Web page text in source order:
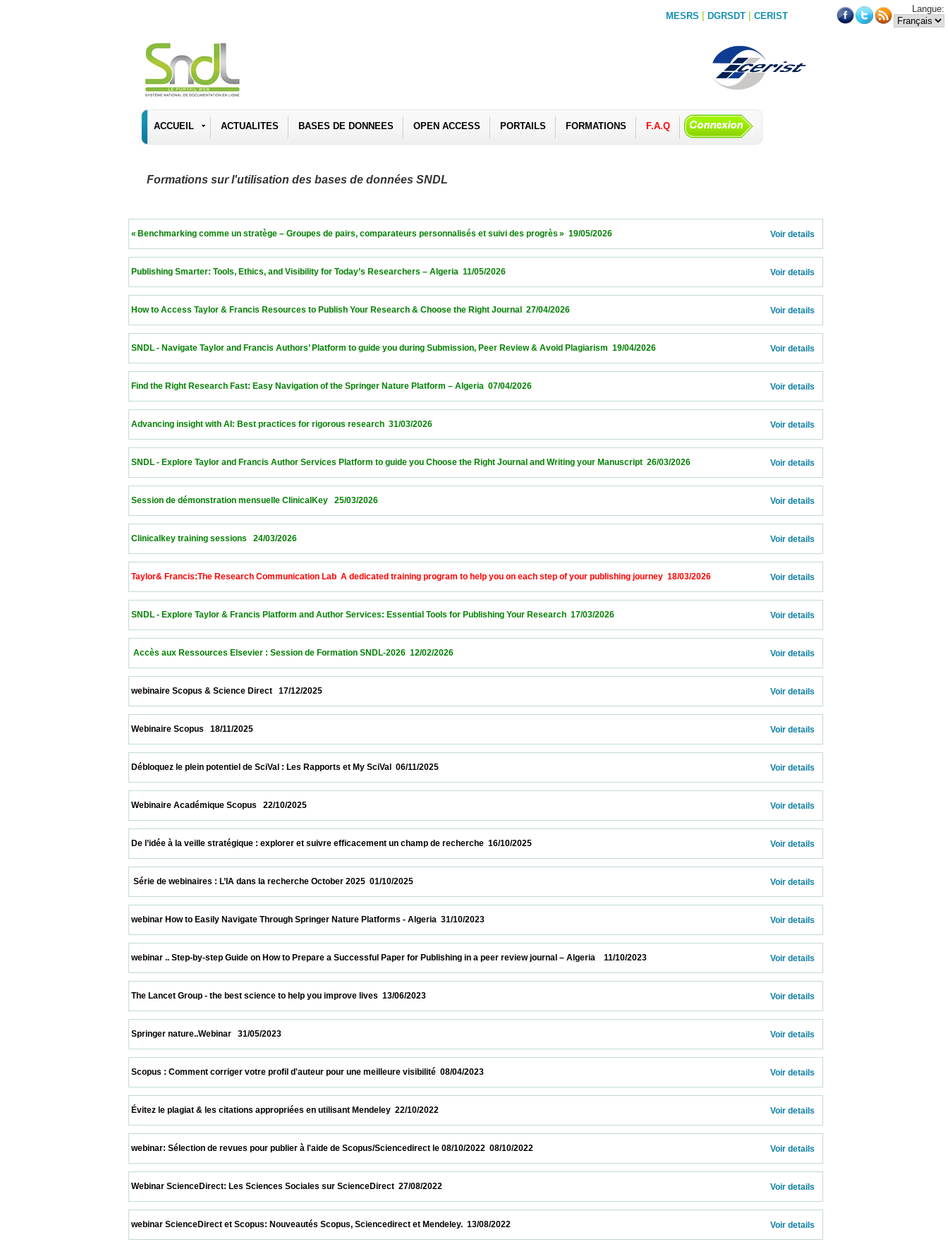
MESRS | DGRSDT | CERIST
Langue:
ACCUEIL ACTUALITES BASES DE DONNEES OPEN ACCESS PORTAILS FORMATIONS F.A.Q
Formations sur l'utilisation des bases de données SNDL
« Benchmarking comme un stratège – Groupes de pairs, comparateurs personnalisés et suivi des progrès »  19/05/2026 Voir details
Publishing Smarter: Tools, Ethics, and Visibility for Today’s Researchers – Algeria  11/05/2026 Voir details
How to Access Taylor & Francis Resources to Publish Your Research & Choose the Right Journal  27/04/2026 Voir details
SNDL - Navigate Taylor and Francis Authors’ Platform to guide you during Submission, Peer Review & Avoid Plagiarism  19/04/2026 Voir details
Find the Right Research Fast: Easy Navigation of the Springer Nature Platform – Algeria  07/04/2026 Voir details
Advancing insight with AI: Best practices for rigorous research  31/03/2026 Voir details
SNDL - Explore Taylor and Francis Author Services Platform to guide you Choose the Right Journal and Writing your Manuscript  26/03/2026 Voir details
Session de démonstration mensuelle ClinicalKey   25/03/2026 Voir details
Clinicalkey training sessions   24/03/2026 Voir details
Taylor& Francis:The Research Communication Lab  A dedicated training program to help you on each step of your publishing journey  18/03/2026 Voir details
SNDL - Explore Taylor & Francis Platform and Author Services: Essential Tools for Publishing Your Research  17/03/2026 Voir details
Accès aux Ressources Elsevier : Session de Formation SNDL-2026  12/02/2026 Voir details
webinaire Scopus & Science Direct   17/12/2025 Voir details
Webinaire Scopus   18/11/2025 Voir details
Débloquez le plein potentiel de SciVal : Les Rapports et My SciVal  06/11/2025 Voir details
Webinaire Académique Scopus   22/10/2025 Voir details
De l’idée à la veille stratégique : explorer et suivre efficacement un champ de recherche  16/10/2025 Voir details
Série de webinaires : L’IA dans la recherche October 2025  01/10/2025 Voir details
webinar How to Easily Navigate Through Springer Nature Platforms - Algeria  31/10/2023 Voir details
webinar .. Step-by-step Guide on How to Prepare a Successful Paper for Publishing in a peer review journal – Algeria    11/10/2023 Voir details
The Lancet Group - the best science to help you improve lives  13/06/2023 Voir details
Springer nature..Webinar   31/05/2023 Voir details
Scopus : Comment corriger votre profil d'auteur pour une meilleure visibilité  08/04/2023 Voir details
Évitez le plagiat & les citations appropriées en utilisant Mendeley  22/10/2022 Voir details
webinar: Sélection de revues pour publier à l'aide de Scopus/Sciencedirect le 08/10/2022  08/10/2022 Voir details
Webinar ScienceDirect: Les Sciences Sociales sur ScienceDirect  27/08/2022 Voir details
webinar ScienceDirect et Scopus: Nouveautés Scopus, Sciencedirect et Mendeley.  13/08/2022 Voir details